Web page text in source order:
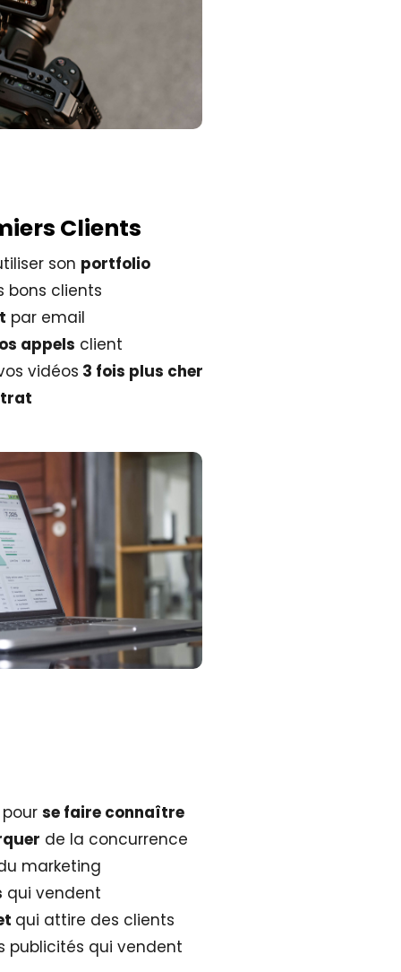
Clients
son portfolio
bons clients
par email
appels client
vidéos 3 fois plus cher
se faire connaître
de la concurrence
marketing
qui vendent
qui attire des clients
publicités qui vendent